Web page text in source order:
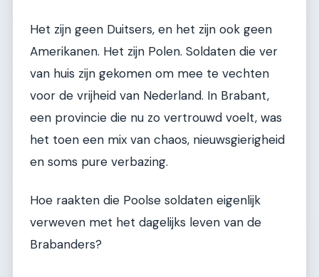
Het zijn geen Duitsers, en het zijn ook geen
Amerikanen. Het zijn Polen. Soldaten die ver
van huis zijn gekomen om mee te vechten
voor de vrijheid van Nederland. In Brabant,
een provincie die nu zo vertrouwd voelt, was
het toen een mix van chaos, nieuwsgierigheid
en soms pure verbazing.
Hoe raakten die Poolse soldaten eigenlijk
verweven met het dagelijks leven van de
Brabanders?